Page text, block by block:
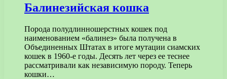
Балинезийская кошка
Порода полудлинношерстных кошек под
наименованием «балинез» была получена в
Объединенных Штатах в итоге мутации сиамских
кошек в 1960-е годы. Десять лет через ее теснее
рассматривали как независимую породу. Теперь
кошки…